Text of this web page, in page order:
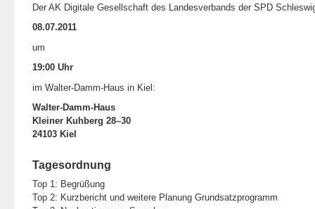
Der AK Digitale Gesellschaft des Landesverbands der SPD
08.07.2011
um
19:00 Uhr
im Walter-Damm-Haus in Kiel:
Walter-Damm-Haus
Kleiner Kuhberg 28–30
24103 Kiel
Tagesordnung
Top 1: Begrüßung
Top 2: Kurzbericht und weitere Planung Grundsatzprogramm